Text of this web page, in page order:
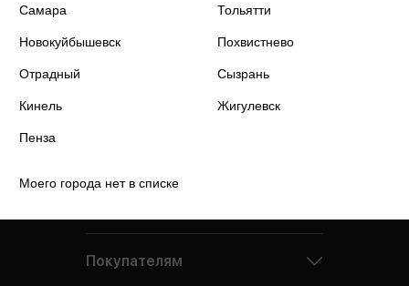
Самара Тольятти
Новокуйбышевск Похвистнево
Отрадный Сызрань
Кинель Жигулевск
Пенза
Моего города нет в списке
Покупателям